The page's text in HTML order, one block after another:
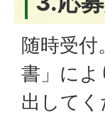
随時受付
書」によ
出してく